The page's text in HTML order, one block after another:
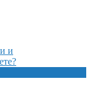
и